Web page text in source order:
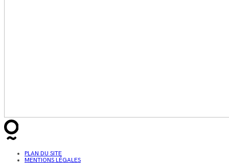
PLAN DU SITE
MENTIONS LÉGALES